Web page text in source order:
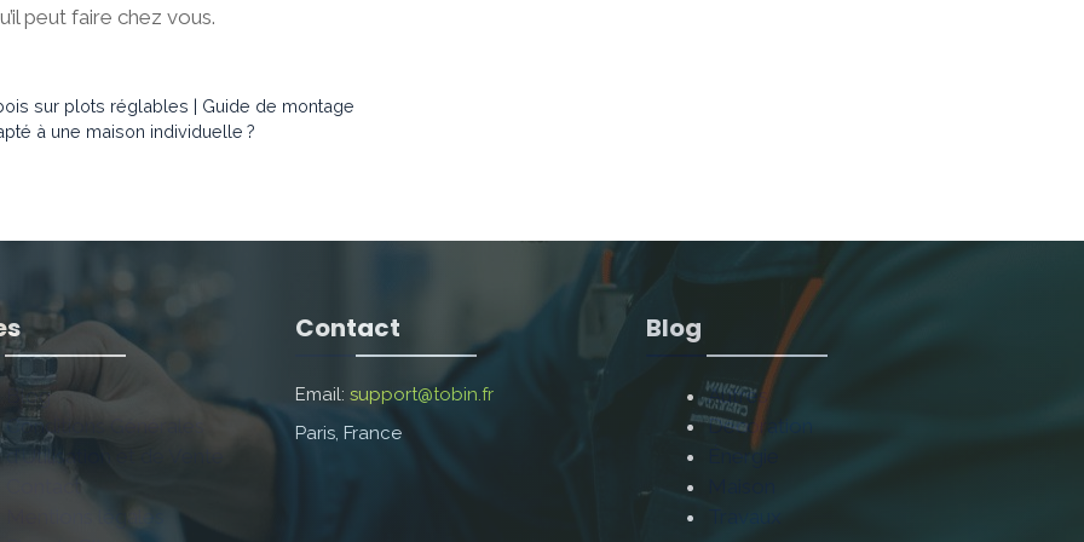
peut faire chez vous.
sur plots réglables | Guide de montage
à une maison individuelle ?
Blog
Conditions Générales
d’Utilisation et de Vente
Contact
Email: support@tobin.fr
Paris, France
Blog
Autres
Décoration
Énergie